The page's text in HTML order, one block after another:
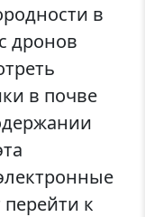
в
дронов
в почве
к